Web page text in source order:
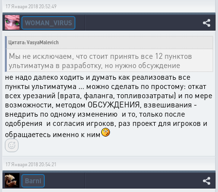
17 Января 2018 20:52:49
WOMAN_VIRUS
Цитата: VasyaMalevich
Мы не исключаем, что стоит принять все 12 пунктов
ультиматума в разработку, но нужно обсуждение
не надо далеко ходить и думать как реализовать все
пункты ультиматума ... можно сделать по простому: откат
всех урезаний (врата, фаланга, топливозатраты) и по мере
возможности, методом ОБСУЖДЕНИЯ, взвешивания -
внедрить по одному изменению и то, только после
одобрения и согласия игроков, раз проект для игроков и
обращаетесь именно к ним
17 Января 2018 20:54:21
Barni